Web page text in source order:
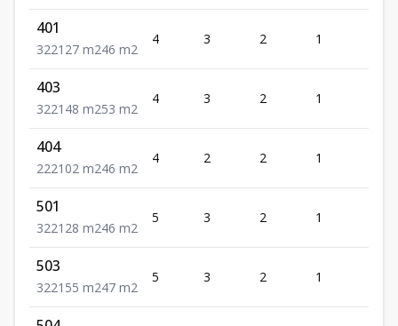
401
322127 m246 m2
4 3 2 1
403
322148 m253 m2
4 3 2 1
404
222102 m246 m2
4 2 2 1
501
322128 m246 m2
5 3 2 1
503
322155 m247 m2
5 3 2 1